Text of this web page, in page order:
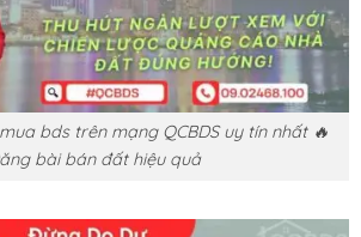
bds trên mạng QCBDS uy tín nhất 🔥
bài bán đất hiệu quả